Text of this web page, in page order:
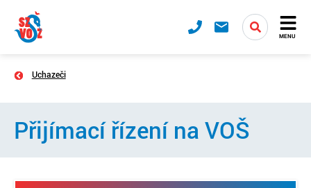
MENU
Uchazeči
Přijímací řízení na VOŠ